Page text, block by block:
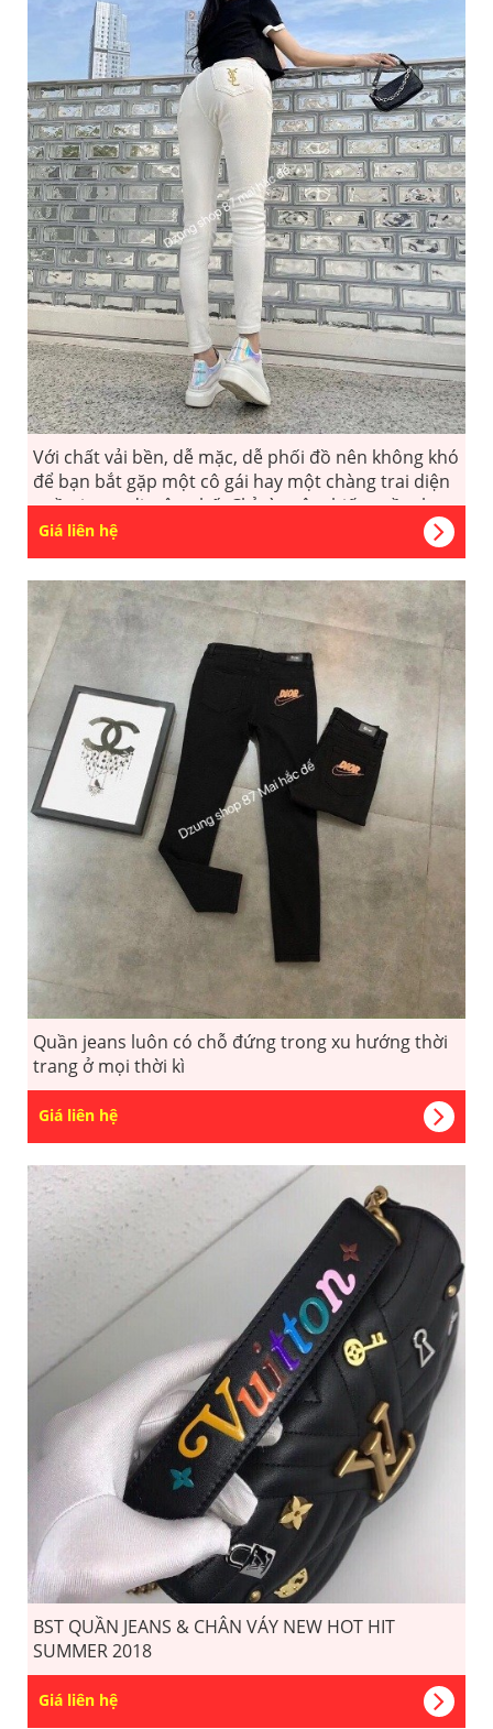
Với chất vải bền, dễ mặc, dễ phối đồ nên không khó
để bạn bắt gặp một cô gái hay một chàng trai diện
quần jeans đi trên phố. Chỉ từ một chiếc quần, bạn
có thể “mix and match” thành những phong cách
khác nhau: phong cách thanh lịch như một quý cô
Giá liên hệ
Quần jeans luôn có chỗ đứng trong xu hướng thời
trang ở mọi thời kì
Giá liên hệ
BST QUẦN JEANS & CHÂN VÁY NEW HOT HIT
SUMMER 2018
Giá liên hệ